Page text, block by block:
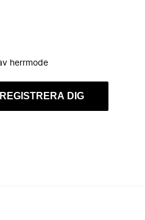
herrmode
REGISTRERA DIG